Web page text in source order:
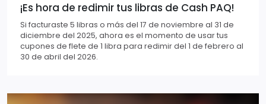
¡Es hora de redimir tus libras de Cash PAQ!
Si facturaste 5 libras o más del 17 de noviembre al 31 de
diciembre del 2025, ahora es el momento de usar tus
cupones de flete de 1 libra para redimir del 1 de febrero al
30 de abril del 2026.